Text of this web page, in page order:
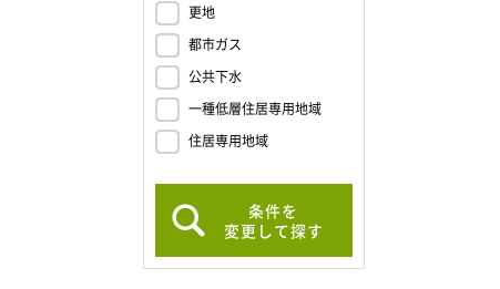
更地
都市ガス
公共下水
一種低層住居専用地域
住居専用地域
条件を
変更して探す